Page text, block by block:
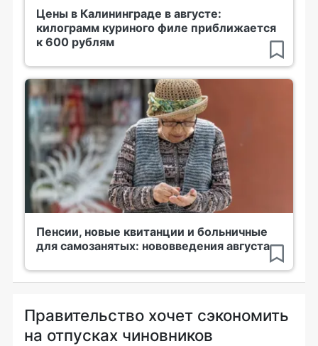
Цены в Калининграде в августе:
килограмм куриного филе приближается
к 600 рублям
Пенсии, новые квитанции и больничные
для самозанятых: нововведения августа
Правительство хочет сэкономить
на отпусках чиновников